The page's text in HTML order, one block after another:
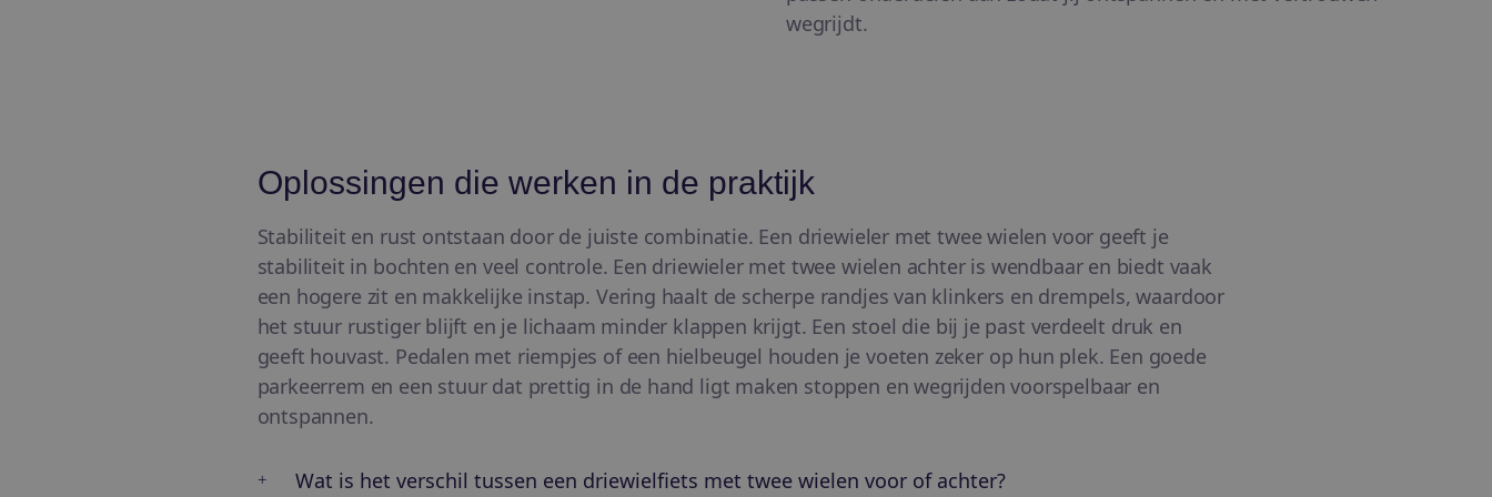
wegrijdt.
Oplossingen die werken in de praktijk
Stabiliteit en rust ontstaan door de juiste combinatie. Een driewieler met twee wielen voor geeft je
stabiliteit in bochten en veel controle. Een driewieler met twee wielen achter is wendbaar en biedt vaak
een hogere zit en makkelijke instap. Vering haalt de scherpe randjes van klinkers en drempels, waardoor
het stuur rustiger blijft en je lichaam minder klappen krijgt. Een stoel die bij je past verdeelt druk en
geeft houvast. Pedalen met riempjes of een hielbeugel houden je voeten zeker op hun plek. Een goede
parkeerrem en een stuur dat prettig in de hand ligt maken stoppen en wegrijden voorspelbaar en
ontspannen.
Wat is het verschil tussen een driewielfiets met twee wielen voor of achter?